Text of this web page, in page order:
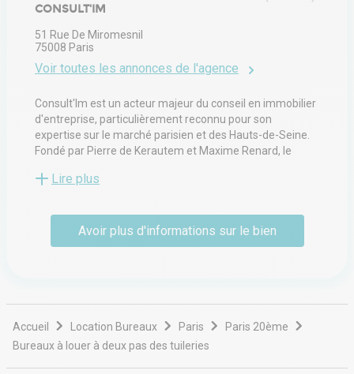
CONSULT'IM
51 Rue De Miromesnil
75008 Paris
Voir toutes les annonces de l'agence
Consult'Im est un acteur majeur du conseil en immobilier
d'entreprise, particulièrement reconnu pour son
expertise sur le marché parisien et des Hauts-de-Seine.
Fondé par Pierre de Kerautem et Maxime Renard, le
visant à simplifier la recherche de locaux pour les
surfaces de bureaux et de commerces de moins de cinq
cents mètres carrés, répondant ainsi aux besoins
spécifiques des start-ups en croissance, des PME et des
Lire plus
Avoir plus d'informations sur le bien
Accueil Location Bureaux Paris
Paris 20ème
Bureaux à louer à deux pas des tuileries